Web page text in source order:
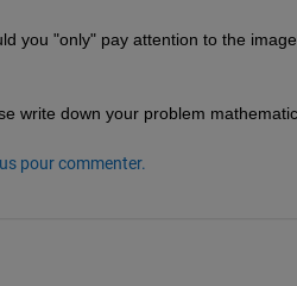
you "only" pay attention to the
write down your problem
pour commenter.